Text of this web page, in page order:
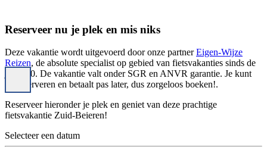
Reserveer nu je plek en mis niks
Deze vakantie wordt uitgevoerd door onze partnerEigen-Wijze
Reizen, de absolute specialist op gebied van fietsvakanties sinds de
jaren 90. De vakantie valt onder SGR en ANVR garantie. Je kunt
nu reserveren en betaalt pas later, dus zorgeloos boeken!.
Reserveer hieronder je plek en geniet van deze prachtige
fietsvakantie Zuid-Beieren!
Selecteer een datum